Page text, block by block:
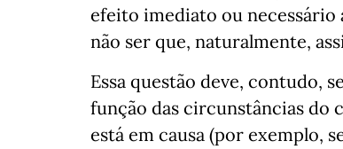
efeito imediato ou necessário
não ser que, naturalmente,
Essa questão deve, contudo,
função das circunstâncias do
está em causa (por exemplo,